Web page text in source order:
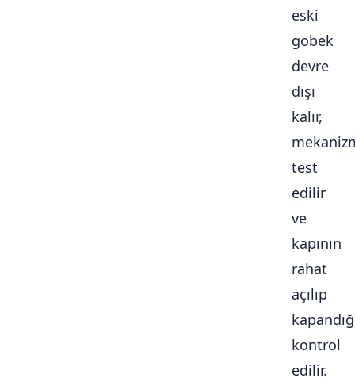
eski
göbek
devre
dışı
kalır,
test
edilir
ve
kapının
rahat
açılıp
kontrol
edilir.